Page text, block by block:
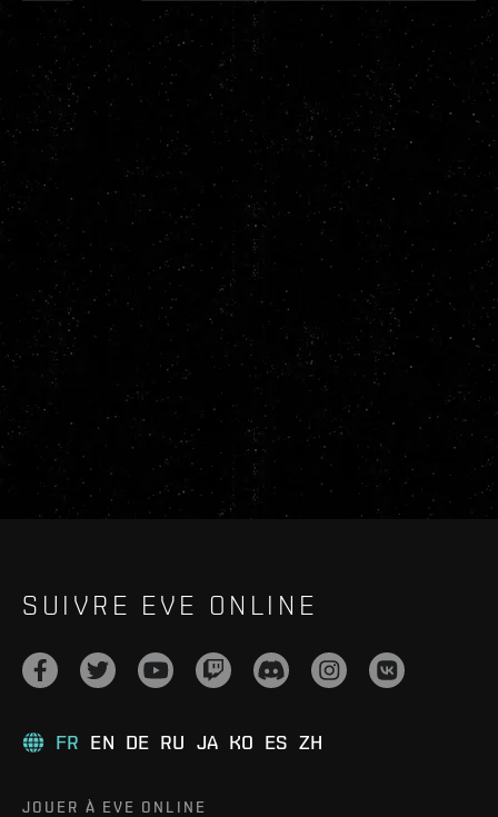
SUIVRE EVE ONLINE
FR EN DE RU JA KO ES ZH
JOUER À EVE ONLINE